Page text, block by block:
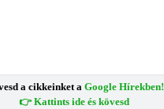
a cikkeinket a Google Hírekben!
👉 Kattints ide és kövesd